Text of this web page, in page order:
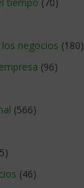
negocios (180)
(96)
(566)
(46)